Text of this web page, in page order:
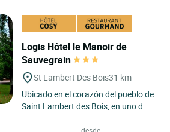
Logis Hôtel le Manoir de
Sauvegrain
St Lambert Des Bois31 km
Ubicado en el corazón del pueblo de
Saint Lambert des Bois, en uno de